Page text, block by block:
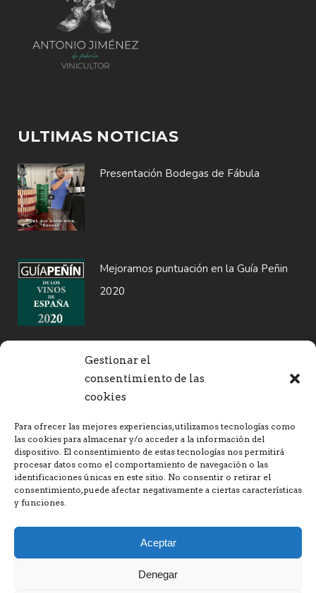
Gestionar el
consentimiento de las
cookies
Para ofrecer las mejores experiencias, utilizamos tecnologías como
las cookies para almacenar y/o acceder a la información del
dispositivo. El consentimiento de estas tecnologías nos permitirá
procesar datos como el comportamiento de navegación o las
identificaciones únicas en este sitio. No consentir o retirar el
consentimiento, puede afectar negativamente a ciertas características
y funciones.
Aceptar
Denegar
ULTIMAS NOTICIAS
Presentación Bodegas de Fábula
Mejoramos puntuación en la Guía Peñin
2020
SELLOS DE GARANTIA
Política de venta y devoluciones
Política de envíos